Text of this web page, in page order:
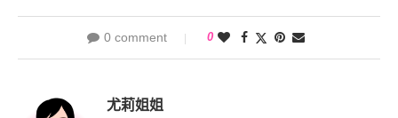
0 comment 0
尤莉姐姐